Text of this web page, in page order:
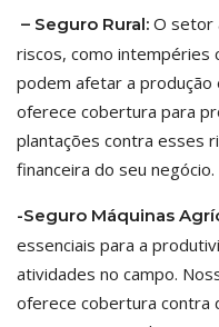
– Seguro Rural: O setor
riscos, como intempéries
podem afetar a produção
oferece cobertura para
plantações contra esses
financeira do seu negócio.
-Seguro Máquinas
essenciais para a
atividades no campo.
oferece cobertura contra